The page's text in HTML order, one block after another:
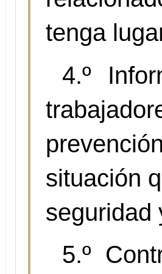
tenga
4.º
situación
seguridad
5.º